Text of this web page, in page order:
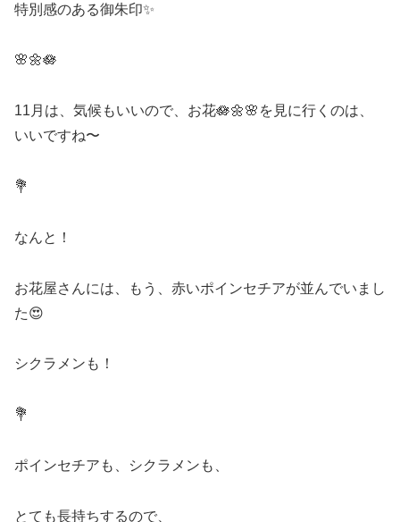
特別感のある御朱印✨
🌸🌼🪷
11月は、気候もいいので、お花🪷🌼🌸を見に行くのは、
いいですね〜
💐
なんと！
お花屋さんには、もう、赤いポインセチアが並んでいまし
た😍
シクラメンも！
💐
ポインセチアも、シクラメンも、
とても長持ちするので、